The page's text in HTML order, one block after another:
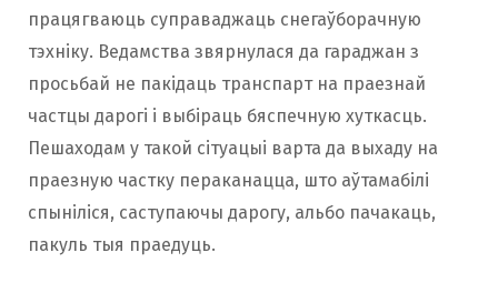
працягваюць суправаджаць снегаўборачную
тэхніку. Ведамства звярнулася да гараджан з
просьбай не пакідаць транспарт на праезнай
частцы дарогі і выбіраць бяспечную хуткасць.
Пешаходам у такой сітуацыі варта да выхаду на
праезную частку пераканацца, што аўтамабілі
спыніліся, саступаючы дарогу, альбо пачакаць,
пакуль тыя праедуць.